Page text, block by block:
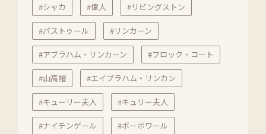
#シャカ #偉人 #リビングストン
#パストゥール #リンカーン
#アブラハム・リンカーン #フロック・コート
#山高帽 #エイブラハム・リンカン
#キューリー夫人 #キュリー夫人
#ナイチンゲール #ボーボワール